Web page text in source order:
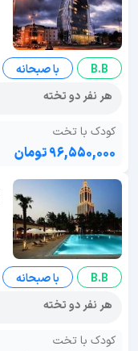
B.B
با صبحانه
هر نفر دو تخته
کودک با تخت
۹۶,۵۵۰,۰۰۰ تومان
B.B
با صبحانه
هر نفر دو تخته
کودک با تخت